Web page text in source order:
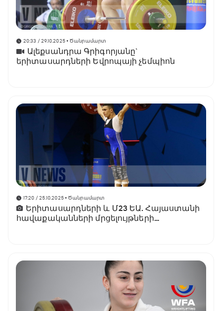
20:33 / 29.10.2025• Ծանրամարտ
Ալեքսանդրա Գրիգորյանը`
երիտասարդների Եվրոպայի չեմպիոն
17:20 / 25.10.2025• Ծանրամարտ
Երիտասարդների և Մ23 ԵԱ. Հայաստանի
հավաքականների մրցելույթների